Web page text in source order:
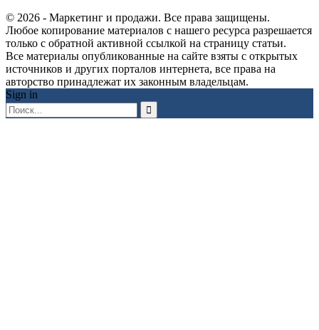
© 2026 - Маркетинг и продажи. Все права защищены.
Любое копирование материалов с нашего ресурса разрешается
только с обратной активной ссылкой на страницу статьи.
Все материалы опубликованные на сайте взяты с открытых
источников и других порталов интернета, все права на
авторство принадлежат их законным владельцам.
Sign in